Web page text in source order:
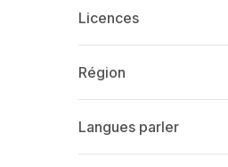
Licences
Région
Langues parler